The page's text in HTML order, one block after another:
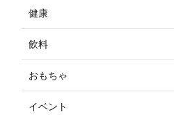
健康
飲料
おもちゃ
イベント